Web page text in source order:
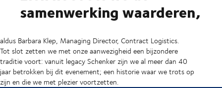
samenwerking waarderen,
aldus Barbara Klep, Managing Director, Contract Logistics.
Tot slot zetten we met onze aanwezigheid een bijzondere
traditie voort: vanuit legacy Schenker zijn we al meer dan 40
jaar betrokken bij dit evenement; een historie waar we trots op
zijn en die we met plezier voortzetten.